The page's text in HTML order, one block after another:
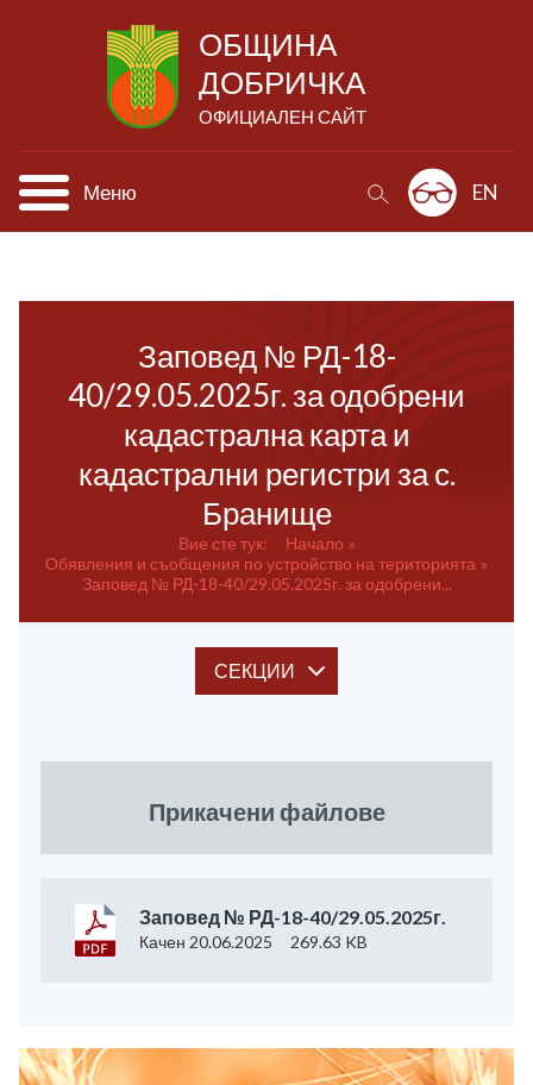
ОБЩИНА
ДОБРИЧКА
ОФИЦИАЛЕН САЙТ
Меню EN
Заповед № РД-18-
40/29.05.2025г. за одобрени
кадастрална карта и
кадастрални регистри за с.
Бранище
Вие сте тук:
Начало
Обявления и съобщения по устройство на територията
Заповед № РД-18-40/29.05.2025г. за одобрени...
СЕКЦИИ
Прикачени файлове
Заповед № РД-18-40/29.05.2025г.
Качен 20.06.2025 269.63 KB